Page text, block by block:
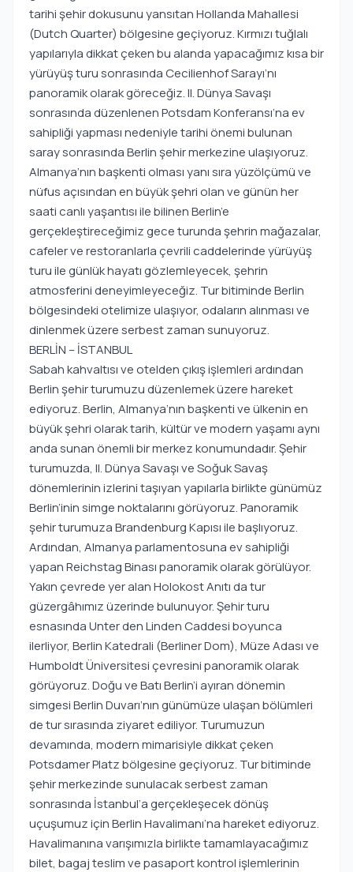
tarihi şehir dokusunu yansıtan Hollanda Mahallesi
(Dutch Quarter) bölgesine geçiyoruz. Kırmızı tuğlalı
yapılarıyla dikkat çeken bu alanda yapacağımız kısa bir
yürüyüş turu sonrasında Cecilienhof Sarayı’nı
panoramik olarak göreceğiz. II. Dünya Savaşı
sonrasında düzenlenen Potsdam Konferansı’na ev
sahipliği yapması nedeniyle tarihi önemi bulunan
saray sonrasında Berlin şehir merkezine ulaşıyoruz.
Almanya’nın başkenti olması yanı sıra yüzölçümü ve
nüfus açısından en büyük şehri olan ve günün her
saati canlı yaşantısı ile bilinen Berlin’e
gerçekleştireceğimiz gece turunda şehrin mağazalar,
cafeler ve restoranlarla çevrili caddelerinde yürüyüş
turu ile günlük hayatı gözlemleyecek, şehrin
atmosferini deneyimleyeceğiz. Tur bitiminde Berlin
bölgesindeki otelimize ulaşıyor, odaların alınması ve
dinlenmek üzere serbest zaman sunuyoruz.
BERLİN – İSTANBUL
Sabah kahvaltısı ve otelden çıkış işlemleri ardından
Berlin şehir turumuzu düzenlemek üzere hareket
ediyoruz. Berlin, Almanya’nın başkenti ve ülkenin en
büyük şehri olarak tarih, kültür ve modern yaşamı aynı
anda sunan önemli bir merkez konumundadır. Şehir
turumuzda, II. Dünya Savaşı ve Soğuk Savaş
dönemlerinin izlerini taşıyan yapılarla birlikte günümüz
Berlin’inin simge noktalarını görüyoruz. Panoramik
şehir turumuza Brandenburg Kapısı ile başlıyoruz.
Ardından, Almanya parlamentosuna ev sahipliği
yapan Reichstag Binası panoramik olarak görülüyor.
Yakın çevrede yer alan Holokost Anıtı da tur
güzergâhımız üzerinde bulunuyor. Şehir turu
esnasında Unter den Linden Caddesi boyunca
ilerliyor, Berlin Katedrali (Berliner Dom), Müze Adası ve
Humboldt Üniversitesi çevresini panoramik olarak
görüyoruz. Doğu ve Batı Berlin’i ayıran dönemin
simgesi Berlin Duvarı’nın günümüze ulaşan bölümleri
de tur sırasında ziyaret ediliyor. Turumuzun
devamında, modern mimarisiyle dikkat çeken
Potsdamer Platz bölgesine geçiyoruz. Tur bitiminde
şehir merkezinde sunulacak serbest zaman
sonrasında İstanbul’a gerçekleşecek dönüş
uçuşumuz için Berlin Havalimanı’na hareket ediyoruz.
Havalimanına varışımızla birlikte tamamlayacağımız
bilet, bagaj teslim ve pasaport kontrol işlemlerinin